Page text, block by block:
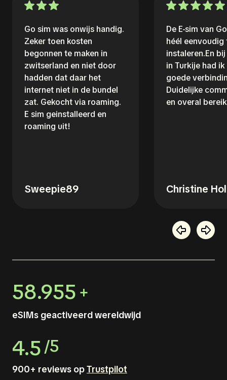
Go sim was onwijs handig.
Zeker toen kosten
begonnen te maken in
zwitserland en niet door
hadden dat daar het
internet niet in de bundel
zat. Gekocht via roaming.
E sim geinstalleerd en
roaming uit!
Sweepie89
De E-sim van
héél eenvoudig
instaleren.En
in Turkije had
goede
Duidelijke
en overal
Christine
58.955 +
eSIMs geactiveerd wereldwijd
4.5/5
900+ reviews opTrustpilot